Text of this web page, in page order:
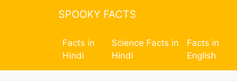
SPOOKY FACTS
Facts in
Hindi
Science Facts in
Hindi
Facts in
English